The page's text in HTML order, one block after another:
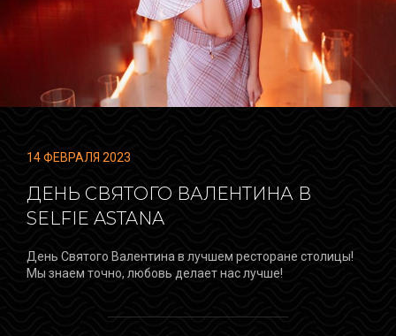
14 ФЕВРАЛЯ 2023
ДЕНЬ СВЯТОГО ВАЛЕНТИНА В
SELFIE ASTANA
День Святого Валентина в лучшем ресторане столицы!
Мы знаем точно, любовь делает нас лучше!